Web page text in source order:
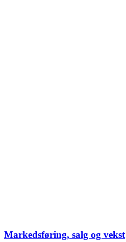
Markedsføring, salg og vekst